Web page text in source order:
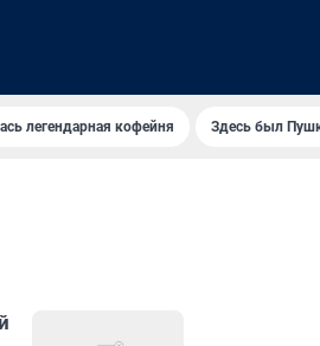
легендарная кофейня Здесь был